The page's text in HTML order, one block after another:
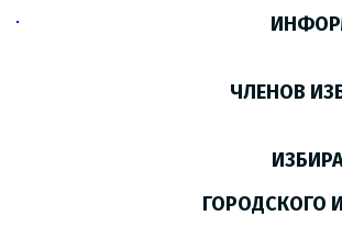
ЧЛЕНОВ
ГОРОДСКОГО